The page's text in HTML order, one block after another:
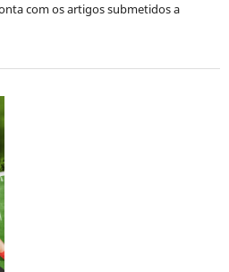
com os artigos submetidos a